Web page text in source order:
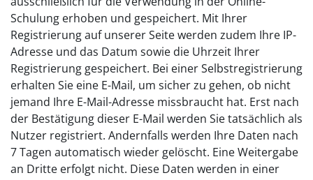
Schulung erhoben und gespeichert. Mit Ihrer
Registrierung auf unserer Seite werden zudem Ihre IP-
Adresse und das Datum sowie die Uhrzeit Ihrer
Registrierung gespeichert. Bei einer Selbstregistrierung
erhalten Sie eine E-Mail, um sicher zu gehen, ob nicht
jemand Ihre E-Mail-Adresse missbraucht hat. Erst nach
der Bestätigung dieser E-Mail werden Sie tatsächlich als
Nutzer registriert. Andernfalls werden Ihre Daten nach
7 Tagen automatisch wieder gelöscht. Eine Weitergabe
an Dritte erfolgt nicht. Diese Daten werden in einer